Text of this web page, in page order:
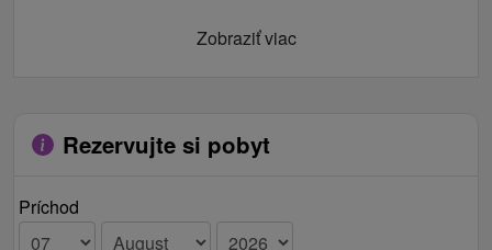
Kúpeľňa s toaletou: umývadlo, sprchovací kút.
Zobraziť viac
Rezervujte si pobyt
Príchod